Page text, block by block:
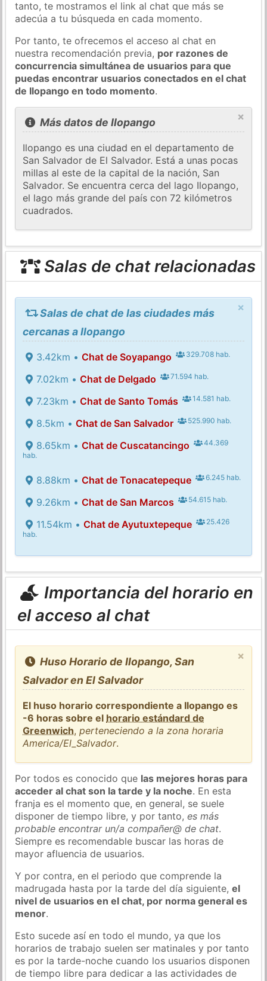
tanto, te mostramos el link al chat que más se
adecúa a tu búsqueda en cada momento.
Por tanto, te ofrecemos el acceso al chat en
nuestra recomendación previa, por razones de
concurrencia simultánea de usuarios para que
puedas encontrar usuarios conectados en el chat
de Ilopango en todo momento.
×
Más datos de Ilopango
Ilopango es una ciudad en el departamento de
San Salvador de El Salvador. Está a unas pocas
millas al este de la capital de la nación, San
Salvador. Se encuentra cerca del lago Ilopango,
el lago más grande del país con 72 kilómetros
cuadrados.
Salas de chat relacionadas
×
Salas de chat de las ciudades más
cercanas a Ilopango
3.42km • Chat de Soyapango 329.708 hab.
7.02km • Chat de Delgado 71.594 hab.
7.23km • Chat de Santo Tomás 14.581 hab.
8.5km • Chat de San Salvador 525.990 hab.
8.65km • Chat de Cuscatancingo
44.369
hab.
8.88km • Chat de Tonacatepeque 6.245 hab.
9.26km • Chat de San Marcos 54.615 hab.
11.54km • Chat de Ayutuxtepeque
25.426
hab.
Importancia del horario en
el acceso al chat
×
Huso Horario de Ilopango, San
Salvador en El Salvador
El huso horario correspondiente a Ilopango es
-6 horas sobre el horario estándard de
Greenwich,perteneciendo a la zona horaria
America/El_Salvador.
Por todos es conocido que las mejores horas para
acceder al chat son la tarde y la noche. En esta
franja es el momento que, en general, se suele
disponer de tiempo libre, y por tanto,es más
probable encontrar un/a compañer@ de chat.
Siempre es recomendable buscar las horas de
mayor afluencia de usuarios.
Y por contra, en el periodo que comprende la
madrugada hasta por la tarde del día siguiente,el
nivel de usuarios en el chat, por norma general es
menor.
Esto sucede así en todo el mundo, ya que los
horarios de trabajo suelen ser matinales y por tanto
es por la tarde-noche cuando los usuarios disponen
de tiempo libre para dedicar a las actividades de